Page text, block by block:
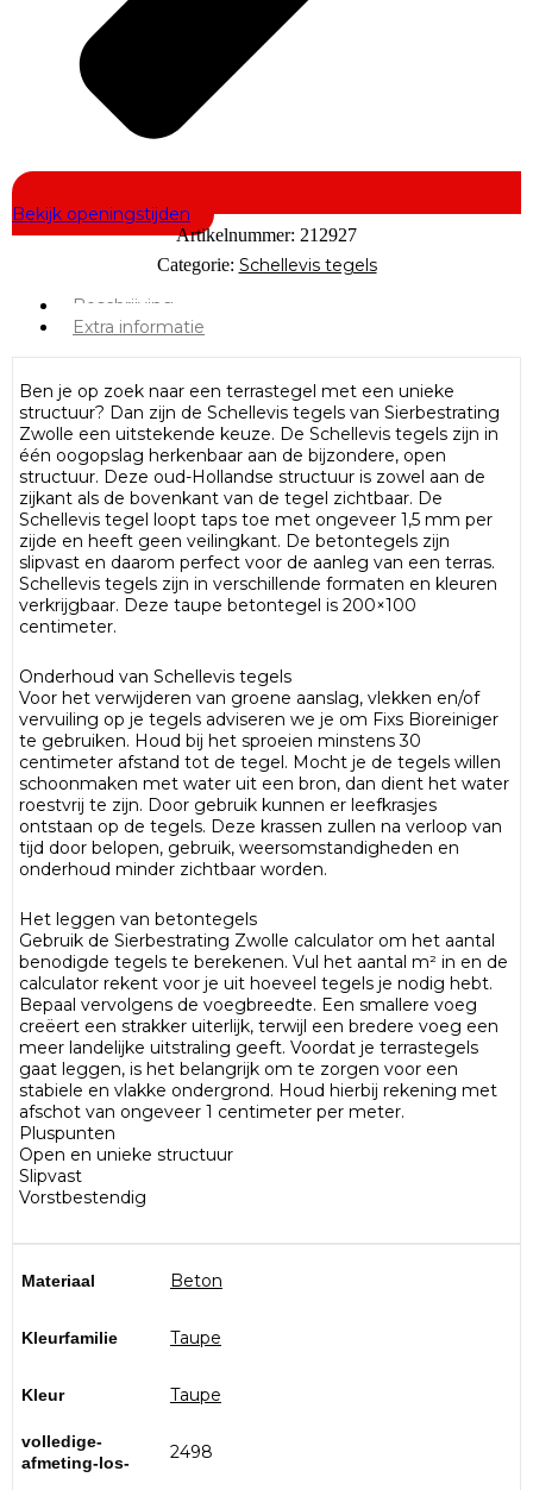
Bekijk openingstijden
Artikelnummer: 212927
Categorie: Schellevis tegels
Beschrijving
Extra informatie
Ben je op zoek naar een terrastegel met een unieke
structuur? Dan zijn de Schellevis tegels van Sierbestrating
Zwolle een uitstekende keuze. De Schellevis tegels zijn in
één oogopslag herkenbaar aan de bijzondere, open
structuur. Deze oud-Hollandse structuur is zowel aan de
zijkant als de bovenkant van de tegel zichtbaar. De
Schellevis tegel loopt taps toe met ongeveer 1,5 mm per
zijde en heeft geen veilingkant. De betontegels zijn
slipvast en daarom perfect voor de aanleg van een terras.
Schellevis tegels zijn in verschillende formaten en kleuren
verkrijgbaar. Deze taupe betontegel is 200×100
centimeter.
Onderhoud van Schellevis tegels
Voor het verwijderen van groene aanslag, vlekken en/of
vervuiling op je tegels adviseren we je om Fixs Bioreiniger
te gebruiken. Houd bij het sproeien minstens 30
centimeter afstand tot de tegel. Mocht je de tegels willen
schoonmaken met water uit een bron, dan dient het water
roestvrij te zijn. Door gebruik kunnen er leefkrasjes
ontstaan op de tegels. Deze krassen zullen na verloop van
tijd door belopen, gebruik, weersomstandigheden en
onderhoud minder zichtbaar worden.
Het leggen van betontegels
Gebruik de Sierbestrating Zwolle calculator om het aantal
benodigde tegels te berekenen. Vul het aantal m² in en de
calculator rekent voor je uit hoeveel tegels je nodig hebt.
Bepaal vervolgens de voegbreedte. Een smallere voeg
creëert een strakker uiterlijk, terwijl een bredere voeg een
meer landelijke uitstraling geeft. Voordat je terrastegels
gaat leggen, is het belangrijk om te zorgen voor een
stabiele en vlakke ondergrond. Houd hierbij rekening met
afschot van ongeveer 1 centimeter per meter.
Pluspunten
Open en unieke structuur
Slipvast
Vorstbestendig
Materiaal Beton
Kleurfamilie Taupe
Kleur Taupe
volledige-
afmeting-los-
2498